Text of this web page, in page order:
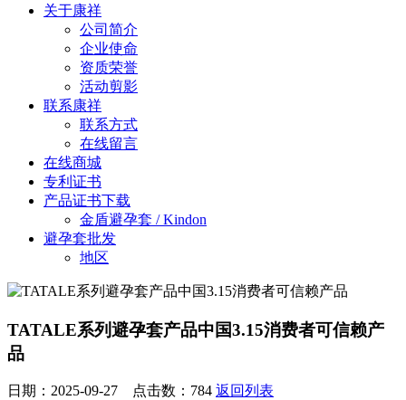
关于康祥
公司简介
企业使命
资质荣誉
活动剪影
联系康祥
联系方式
在线留言
在线商城
专利证书
产品证书下载
金盾避孕套 / Kindon
避孕套批发
地区
TATALE系列避孕套产品中国3.15消费者可信赖产
品
日期：2025-09-27 点击数： 784 返回列表